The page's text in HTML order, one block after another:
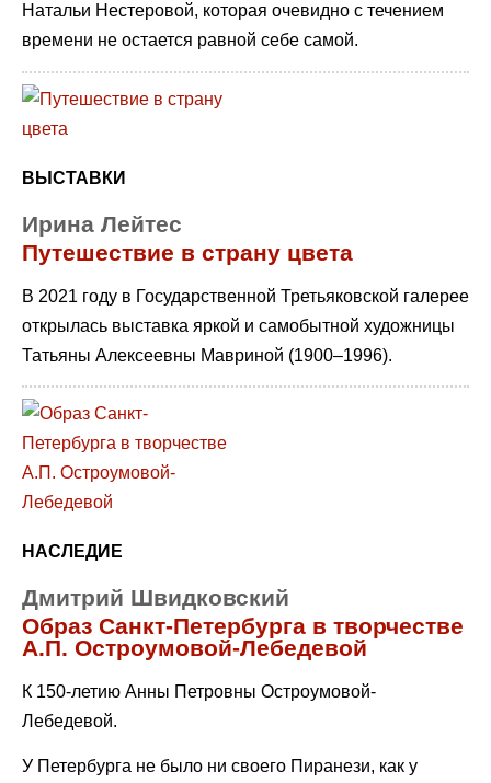
Натальи Нестеровой, которая очевидно с течением
времени не остается равной себе самой.
ВЫСТАВКИ
Ирина Лейтес
Путешествие в страну цвета
В 2021 году в Государственной Третьяковской галерее
открылась выставка яркой и самобытной художницы
Татьяны Алексеевны Мавриной (1900–1996).
НАСЛЕДИЕ
Дмитрий Швидковский
Образ Санкт-Петербурга в творчестве
А.П. Остроумовой-Лебедевой
К 150-летию Анны Петровны Остроумовой-
Лебедевой.
У Петербурга не было ни своего Пиранези, как у